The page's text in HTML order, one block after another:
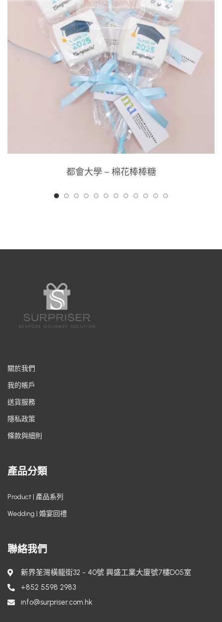
都會大學 – 棉花棒棒糖
關於我們
我的帳戶
送貨服務
隱私政策
條款與細則
產品分類
Product | 產品系列
Wedding | 婚宴回禮
聯絡我們
新界荃灣橫龍街32 - 40號 興盛工業大廈號7樓D05室
+852 5598 2983
info@surpriser.com.hk